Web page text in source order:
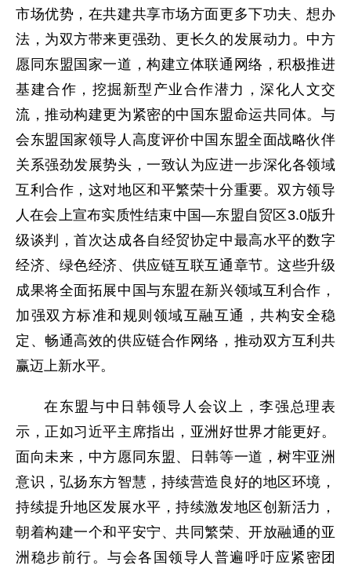
市场优势，在共建共享市场方面更多下功夫、想办
法，为双方带来更强劲、更长久的发展动力。中方
愿同东盟国家一道，构建立体联通网络，积极推进
基建合作，挖掘新型产业合作潜力，深化人文交
流，推动构建更为紧密的中国东盟命运共同体。与
会东盟国家领导人高度评价中国东盟全面战略伙伴
关系强劲发展势头，一致认为应进一步深化各领域
互利合作，这对地区和平繁荣十分重要。双方领导
人在会上宣布实质性结束中国—东盟自贸区3.0版升
级谈判，首次达成各自经贸协定中最高水平的数字
经济、绿色经济、供应链互联互通章节。这些升级
成果将全面拓展中国与东盟在新兴领域互利合作，
加强双方标准和规则领域互融互通，共构安全稳
定、畅通高效的供应链合作网络，推动双方互利共
赢迈上新水平。
在东盟与中日韩领导人会议上，李强总理表
示，正如习近平主席指出，亚洲好世界才能更好。
面向未来，中方愿同东盟、日韩等一道，树牢亚洲
意识，弘扬东方智慧，持续营造良好的地区环境，
持续提升地区发展水平，持续激发地区创新活力，
朝着构建一个和平安宁、共同繁荣、开放融通的亚
洲稳步前行。与会各国领导人普遍呼吁应紧密团